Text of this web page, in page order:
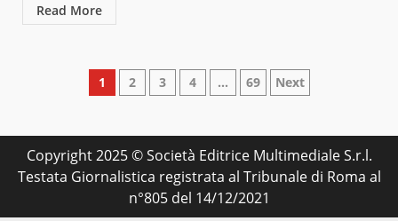
Read More
Paginazione
articoli
1 2 3 4 … 69 Next
Copyright 2025 © Società Editrice Multimediale S.r.l.
Testata Giornalistica registrata al Tribunale di Roma al
n°805 del 14/12/2021